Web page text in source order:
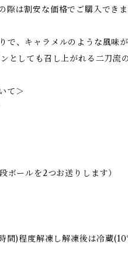
際は割安な価格でご購入でき
で、キャラメルのような風味
としても召し上がれる二刀流
て＞
ボールを2つお送りします）
間)程度解凍し解凍後は冷蔵